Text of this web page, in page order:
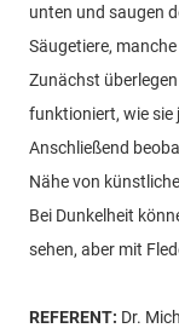
unten und saugen
Säugetiere,
Zunächst
funktioniert, wie sie
Anschließend
Nähe von
Bei Dunkelheit
sehen, aber mit
REFERENT: Dr.